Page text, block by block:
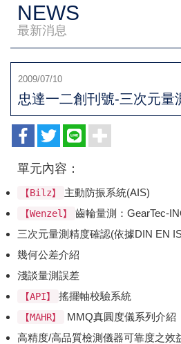
NEWS
最新消息
2009/07/10
忠達一二創刊號-三次元量
單元內容：
【Bilz】 主動防振系統(AIS)
【Wenzel】
齒輪量測：GearTec-
三次元量測精度確認(依據DIN EN
幾何公差介紹
淺談量測誤差
【API】 搖擺軸校驗系統
【MAHR】
MMQ真圓度儀系列介紹
高精度/高品質檢測儀器可靠度之效